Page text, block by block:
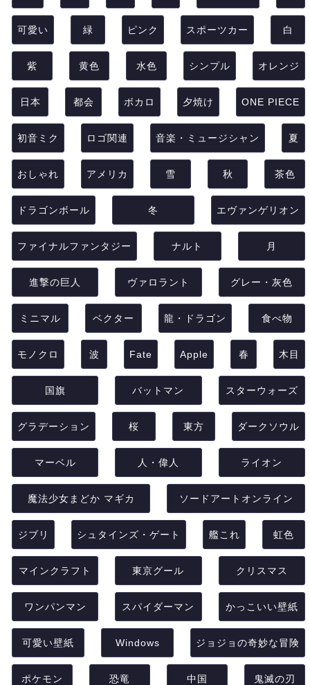
可愛い 緑 ピンク スポーツカー 白
紫 黄色 水色 シンプル オレンジ
日本 都会 ボカロ 夕焼け ONE PIECE
初音ミク ロゴ関連 音楽・ミュージシャン 夏
おしゃれ アメリカ 雪 秋 茶色
ドラゴンボール 冬 エヴァンゲリオン
ファイナルファンタジー ナルト 月
進撃の巨人 ヴァロラント グレー・灰色
ミニマル ベクター 龍・ドラゴン 食べ物
モノクロ 波 Fate Apple 春 木目
国旗 バットマン スターウォーズ
グラデーション 桜 東方 ダークソウル
マーベル 人・偉人 ライオン
魔法少女まどか マギカ ソードアートオンライン
ジブリ シュタインズ・ゲート 艦これ 虹色
マインクラフト 東京グール クリスマス
ワンパンマン スパイダーマン かっこいい壁紙
可愛い壁紙 Windows ジョジョの奇妙な冒険
ポケモン 恐竜 中国 鬼滅の刃